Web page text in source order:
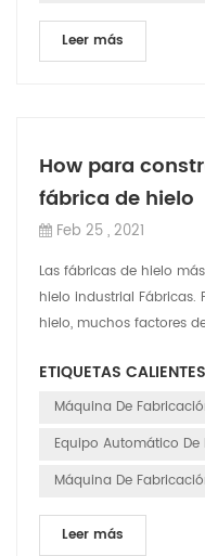
Leer más
How para
fábrica de hielo
Feb 25 , 2021
Las fábricas de hielo
hielo industrial
hielo, muchos factores
ETIQUETAS
Máquina De
Equipo Automático De
Máquina De
Leer más